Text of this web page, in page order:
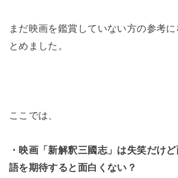
まだ映画を鑑賞していない方の参考
とめました。
ここでは、
・映画「新解釈三國志」は失笑だけ
語を期待すると面白くない？